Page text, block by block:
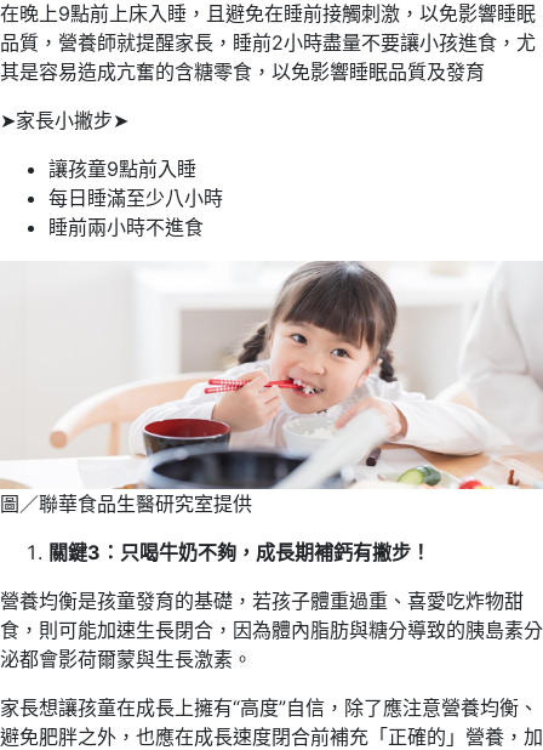
在晚上9點前上床入睡，且避免在睡前接觸刺激，以免影響睡眠
品質，營養師就提醒家長，睡前2小時盡量不要讓小孩進食，尤
其是容易造成亢奮的含糖零食，以免影響睡眠品質及發育
➤家長小撇步➤
讓孩童9點前入睡
每日睡滿至少八小時
睡前兩小時不進食
圖／聯華食品生醫研究室提供
關鍵3：只喝牛奶不夠，成長期補鈣有撇步！
營養均衡是孩童發育的基礎，若孩子體重過重、喜愛吃炸物甜
食，則可能加速生長閉合，因為體內脂肪與糖分導致的胰島素分
泌都會影荷爾蒙與生長激素。
家長想讓孩童在成長上擁有“高度”自信，除了應注意營養均衡、
避免肥胖之外，也應在成長速度閉合前補充「正確的」營養，加